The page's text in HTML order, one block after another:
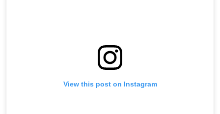
View this post on Instagram